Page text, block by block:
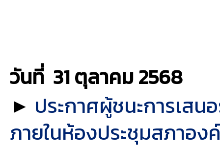
วันที่ 31 ตุลาคม2568
► ประกาศผู้ชนะการเสน
ภายในห้องประชุมสภาอง